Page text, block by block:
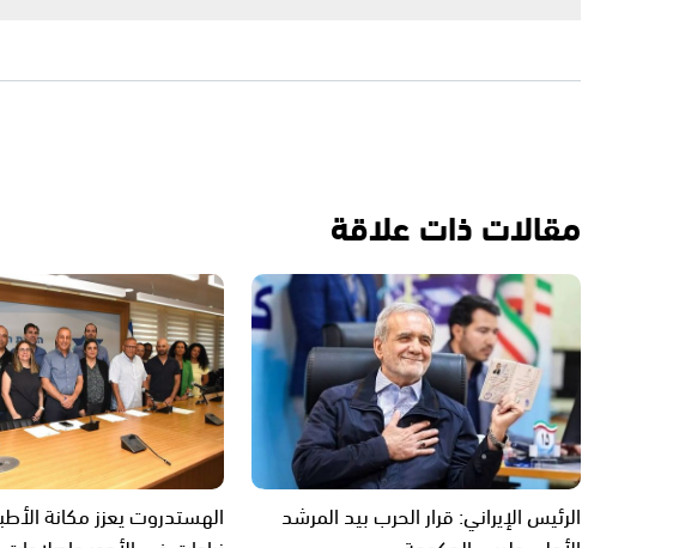
مقالات ذات علاقة
الرئيس الإيراني: قرار الحرب بيد المرشد
الهستدروت يعزز مكانة